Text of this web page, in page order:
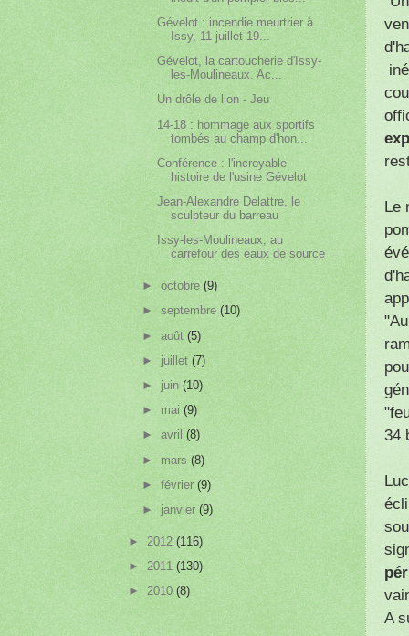
Le
34
A
Gévelot : incendie meurtrier à
Issy, 11 juillet 19...
Gévelot, la cartoucherie d'Issy-
les-Moulineaux. Ac...
Un drôle de lion - Jeu
14-18 : hommage aux sportifs
tombés au champ d'hon...
Conférence : l'incroyable
histoire de l'usine Gévelot
Jean-Alexandre Delattre, le
sculpteur du barreau
Issy-les-Moulineaux, au
carrefour des eaux de source
►octobre(9)
►septembre(10)
►août(5)
► juillet(7)
►juin(10)
► mai(9)
►avril(8)
► mars(8)
►février(9)
► janvier(9)
► 2012 (116)
► 2011 (130)
► 2010 (8)